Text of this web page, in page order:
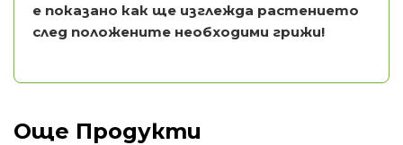
е показано как ще изглежда растението
след положените необходими грижи!
Още Продукти